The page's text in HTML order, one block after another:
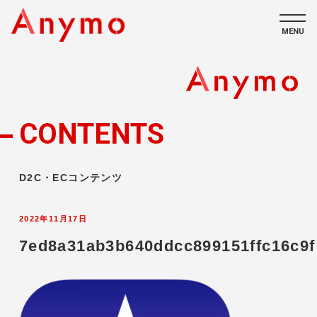
私たちについて
CONTACT
MENU
CONTENTS
D2C・ECコンテンツ
2022年11月17日
7ed8a31ab3b640ddcc899151ffc16c9f